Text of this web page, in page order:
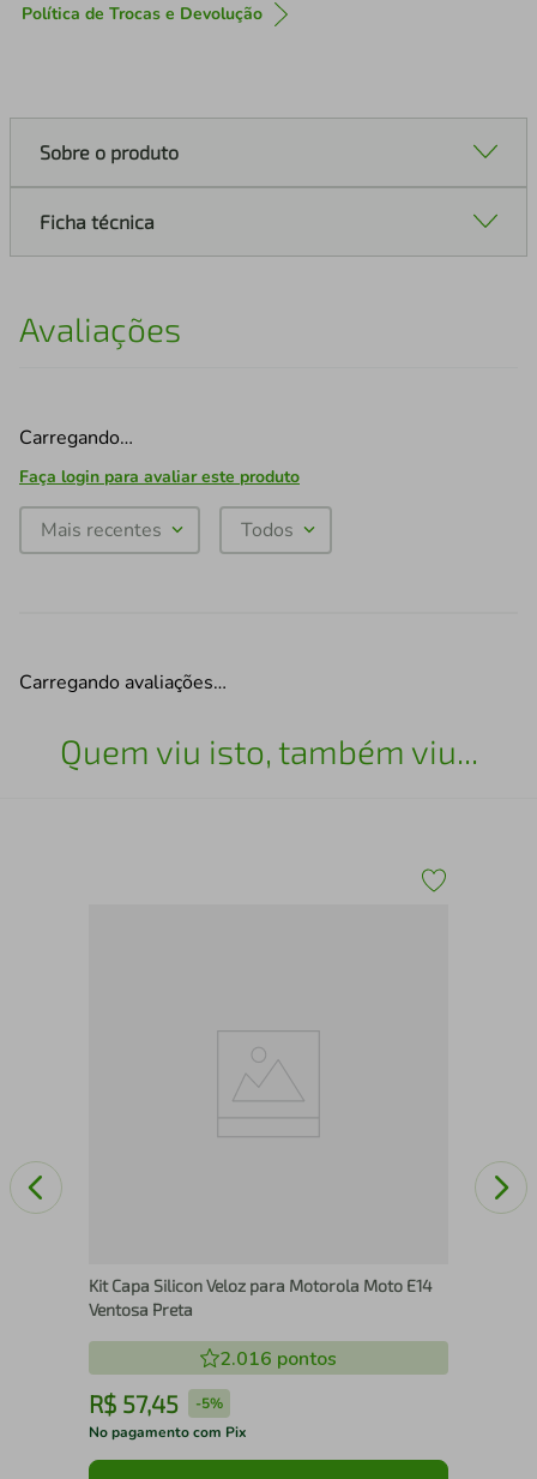
Política de Trocas e Devolução
Sobre o produto
Ficha técnica
Avaliações
Carregando…
Faça login para avaliar este produto
Mais recentes Todos
Carregando avaliações…
Quem viu isto, também viu...
Kit Capa Silicon Veloz para Motorola Moto E14
Ventosa Preta
2.016 pontos
R$ 57,45 -5%
No pagamento com Pix